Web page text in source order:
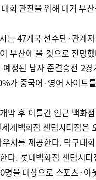
회 관전을 위해 대거 부
는 47개국 선수단·관계
부산에 올 것으로 전망
예정된 남자 준결승전 2
가 중국어·영어 사이트
막 후 이틀간 인근 백화
계백화점 센텀시티점은
처를 제공한다. 탁구대
다. 롯데백화점 센텀시
명을 대상으로 스포츠·